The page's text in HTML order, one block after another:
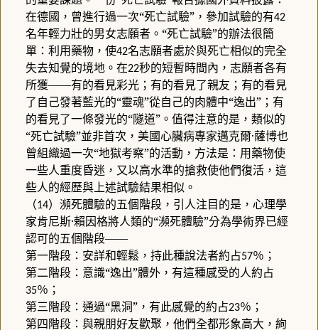
在德國，曾進行過一次“死亡試驗”，參加試驗的有42
名年輕力壯的男女志願者。“死亡試驗”的辦法很簡
單：利用藥物，使42名志願者處於與死亡相似的完全
失去知覺的境地。在22秒的短暫時間內，志願者各有
所獲——有的看見彩光；有的看見了親友；有的看見
了自己發著藍光的“靈魂”從自己的肉體中“逸出”；有
的看見了一條發光的“隧道”。值得注意的是，類似的
“死亡試驗”並非首次，美國心臟病專家邁克爾·薩博也
曾組織過一次“地獄考察”的活動，方法是：用藥物使
一些人重度昏迷，又以高水準的搶救使他們復活，這
些人的經歷與上述試驗結果相似。
（14）瀕死體驗的五個階段，引人注目的是，心理學
家肯尼斯·賴因格將人類的“瀕死體驗”分為學術界已經
認可的五個階段——
第一階段：安詳和輕鬆，持此種說法者約占57％；
第二階段：意識“逸出”體外，有這種感受的人約占
35％；
第三階段：通過“黑洞”，有此感覺的約占23％；
第四階段：與親朋好友歡聚，他們全都形象高大，絢